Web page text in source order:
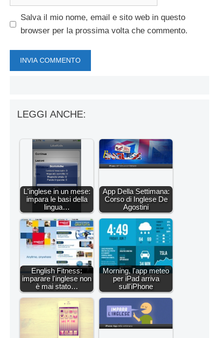
Salva il mio nome, email e sito web in questo
browser per la prossima volta che commento.
LEGGI ANCHE:
L'inglese in un mese:
impara le basi della
lingua…
App Della Settimana:
Corso di Inglese De
Agostini
English Fitness:
imparare l'inglese non
è mai stato…
Morning, l'app meteo
per iPad arriva
sull'iPhone